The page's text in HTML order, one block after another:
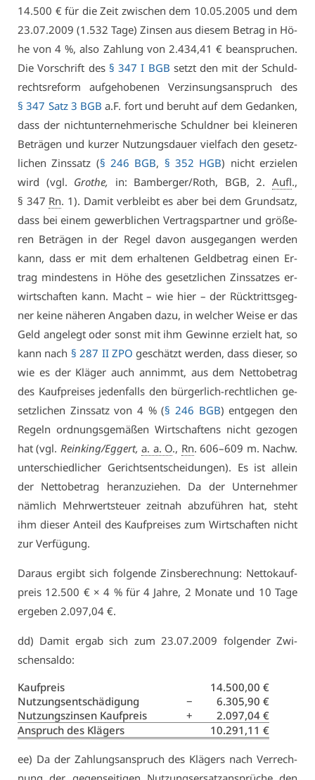
14.500 € für die Zeit zwi­schen dem 10.05.2005 und dem
23.07.2009 (1.532 Ta­ge) Zin­sen aus die­sem Be­trag in Hö­
he von 4 %, al­so Zah­lung von 2.434,41 € be­an­spru­chen.
Die Vor­schrift des § 347 I BGB setzt den mit der Schuld­
rechts­re­form auf­ge­ho­be­nen Ver­zin­sungs­an­spruch des
§ 347 Satz 3 BGB a.F. fort und be­ruht auf dem Ge­dan­ken,
dass der nicht­un­ter­neh­me­ri­sche Schuld­ner bei klei­ne­ren
Be­trä­gen und kur­zer Nut­zungs­dau­er viel­fach den ge­setz­
li­chen Zins­satz (§ 246 BGB, § 352 HGB) nicht er­zie­len
wird (vgl. Gro­the, in: Bam­ber­ger/Roth, BGB, 2.Aufl.,
§ 347 Rn. 1). Da­mit ver­bleibt es aber bei dem Grund­satz,
dass bei ei­nem ge­werb­li­chen Ver­trags­part­ner und grö­ße­
ren Be­trä­gen in der Re­gel da­von aus­ge­gan­gen wer­den
kann, dass er mit dem er­hal­te­nen Geld­be­trag ei­nen Er­
trag min­des­tens in Hö­he des ge­setz­li­chen Zins­sat­zes er­
wirt­schaf­ten kann. Macht – wie hier – der Rück­tritts­geg­
ner kei­ne nä­he­ren An­ga­ben da­zu, in wel­cher Wei­se er das
Geld an­ge­legt oder sonst mit ihm Ge­win­ne er­zielt hat, so
kann nach § 287 II ZPO ge­schätzt wer­den, dass die­ser, so
wie es der Klä­ger auch an­nimmt, aus dem Net­to­be­trag
des Kauf­prei­ses je­den­falls den bür­ger­lich-recht­li­chen ge­
setz­li­chen Zins­satz von 4 % (§ 246 BGB) ent­ge­gen den
Re­geln ord­nungs­ge­mä­ßen Wirt­schaf­tens nicht ge­zo­gen
hat (vgl. Rein­king/Eg­gert, a. a. O., Rn. 606–609 m. Nachw.
un­ter­schied­li­cher Ge­richts­ent­schei­dun­gen). Es ist al­lein
der Net­to­be­trag her­an­zu­zie­hen. Da der Un­ter­neh­mer
näm­lich Mehr­wert­steu­er zeit­nah ab­zu­füh­ren hat, steht
ihm die­ser An­teil des Kauf­prei­ses zum Wirt­schaf­ten nicht
zur Ver­fü­gung.
Dar­aus er­gibt sich fol­gen­de Zins­be­rech­nung: Net­to­kauf­
preis 12.500 € × 4 % für 4 Jah­re, 2 Mo­na­te und 10 Ta­ge
er­ge­ben 2.097,04 €.
dd) Da­mit er­gab sich zum 23.07.2009 fol­gen­der Zwi­
schen­sal­do:
Kauf­preis
14.500,00 €
Nut­zungs­ent­schä­di­gung
−
6.305,90 €
Nut­zungs­zin­sen Kauf­preis
+
2.097,04 €
An­spruch des Klä­gers
10.291,11 €
ee) Da der Zah­lungs­an­spruch des Klä­gers nach Ver­rech­